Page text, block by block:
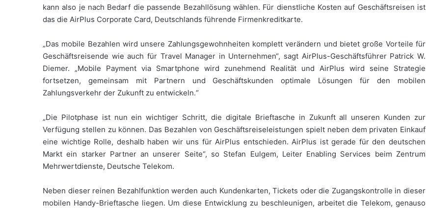
kann also je nach Bedarf die passende Bezahllösung wählen. Für dienstliche Kosten auf Geschäftsreisen ist
das die AirPlus Corporate Card, Deutschlands führende Firmenkreditkarte.
„Das mobile Bezahlen wird unsere Zahlungsgewohnheiten komplett verändern und bietet große Vorteile für
Geschäftsreisende wie auch für Travel Manager in Unternehmen“, sagt AirPlus-Geschäftsführer Patrick W.
Diemer. „Mobile Payment via Smartphone wird zunehmend Realität und AirPlus wird seine Strategie
fortsetzen, gemeinsam mit Partnern und Geschäftskunden optimale Lösungen für den mobilen
Zahlungsverkehr der Zukunft zu entwickeln.“
„Die Pilotphase ist nun ein wichtiger Schritt, die digitale Brieftasche in Zukunft all unseren Kunden zur
Verfügung stellen zu können. Das Bezahlen von Geschäftsreiseleistungen spielt neben dem privaten Einkauf
eine wichtige Rolle, deshalb haben wir uns für AirPlus entschieden. AirPlus ist gerade für den deutschen
Markt ein starker Partner an unserer Seite“, so Stefan Eulgem, Leiter Enabling Services beim Zentrum
Mehrwertdienste, Deutsche Telekom.
Neben dieser reinen Bezahlfunktion werden auch Kundenkarten, Tickets oder die Zugangskontrolle in dieser
mobilen Handy-Brieftasche liegen. Um diese Entwicklung zu beschleunigen, arbeitet die Telekom, genauso